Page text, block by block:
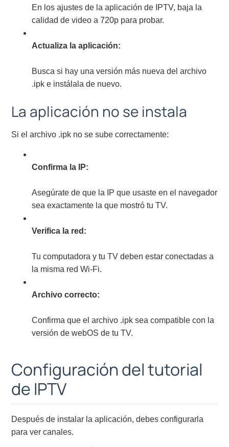
En los ajustes de la aplicación de IPTV, baja la
calidad de video a 720p para probar.
Actualiza la aplicación:
Busca si hay una versión más nueva del archivo
.ipk e instálala de nuevo.
La aplicación no se instala
Si el archivo .ipk no se sube correctamente:
Confirma la IP:
Asegúrate de que la IP que usaste en el navegador
sea exactamente la que mostró tu TV.
Verifica la red:
Tu computadora y tu TV deben estar conectadas a
la misma red Wi-Fi.
Archivo correcto:
Confirma que el archivo .ipk sea compatible con la
versión de webOS de tu TV.
Configuración del tutorial
de IPTV
Después de instalar la aplicación, debes configurarla
para ver canales.